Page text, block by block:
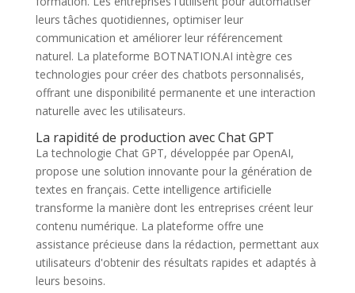
leurs tâches quotidiennes, optimiser leur
communication et améliorer leur référencement
naturel. La plateforme BOTNATION.AI intègre ces
technologies pour créer des chatbots personnalisés,
offrant une disponibilité permanente et une interaction
naturelle avec les utilisateurs.
La rapidité de production avec Chat GPT
La technologie Chat GPT, développée par OpenAI,
propose une solution innovante pour la génération de
textes en français. Cette intelligence artificielle
transforme la manière dont les entreprises créent leur
contenu numérique. La plateforme offre une
assistance précieuse dans la rédaction, permettant aux
utilisateurs d'obtenir des résultats rapides et adaptés à
leurs besoins.